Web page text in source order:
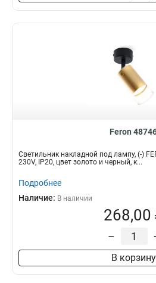
Feron
Светильник накладной под лампу, (-)
230V, IP20, цвет золото и черный, к...
Подробнее
Наличие: В наличии
268,00
–
В корзину